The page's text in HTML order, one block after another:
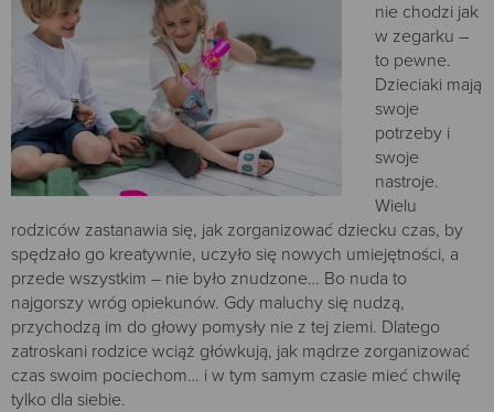
nie chodzi jak
w zegarku –
to pewne.
Dzieciaki mają
swoje
potrzeby i
swoje
nastroje.
Wielu
rodziców zastanawia się, jak zorganizować dziecku czas, by
spędzało go kreatywnie, uczyło się nowych umiejętności, a
przede wszystkim – nie było znudzone… Bo nuda to
najgorszy wróg opiekunów. Gdy maluchy się nudzą,
przychodzą im do głowy pomysły nie z tej ziemi. Dlatego
zatroskani rodzice wciąż główkują, jak mądrze zorganizować
czas swoim pociechom… i w tym samym czasie mieć chwilę
tylko dla siebie.